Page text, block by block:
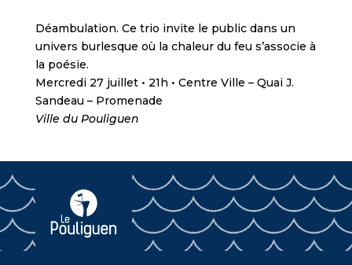
Déambulation. Ce trio invite le public dans un
univers burlesque où la chaleur du feu s’associe à
la poésie.
Mercredi 27 juillet • 21h • Centre Ville – Quai J.
Sandeau – Promenade
Ville du Pouliguen